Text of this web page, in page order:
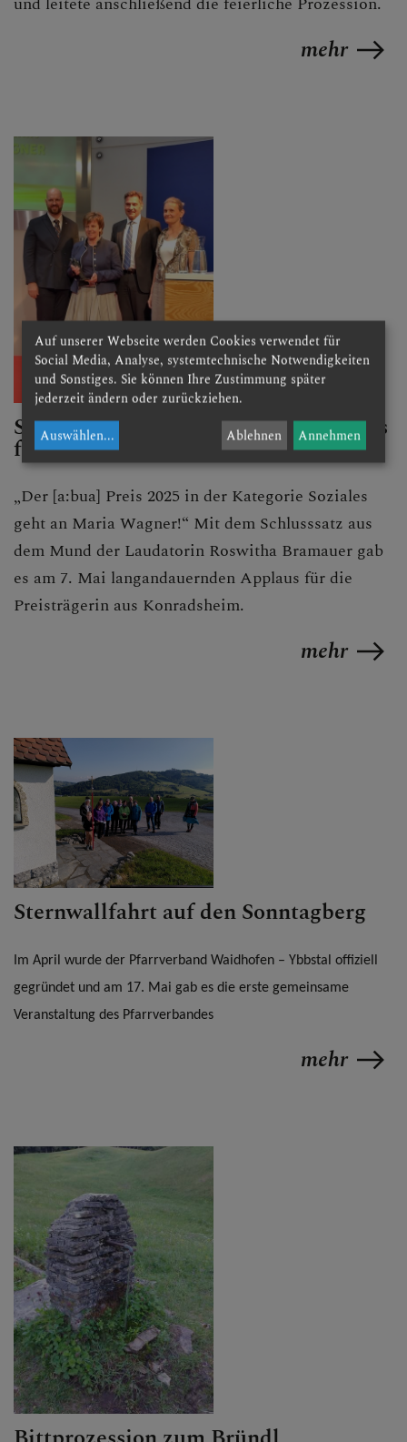
mehr
Sozialpreis der Stadt Waidhofen/Ybbs
für engagierte Konradsheimerin
„Der [a:bua] Preis 2025 in der Kategorie Soziales
geht an Maria Wagner!“ Mit dem Schlusssatz aus
dem Mund der Laudatorin Roswitha Bramauer gab
es am 7. Mai langandauernden Applaus für die
Preisträgerin aus Konradsheim.
mehr
Sternwallfahrt auf den Sonntagberg
Im April wurde der Pfarrverband Waidhofen – Ybbstal offiziell
gegründet und am 17. Mai gab es die erste gemeinsame
Veranstaltung des Pfarrverbandes
mehr
Auf unserer Webseite werden Cookies verwendet für
Social Media, Analyse, systemtechnische Notwendigkeiten
und Sonstiges. Sie können Ihre Zustimmung später
jederzeit ändern oder zurückziehen.
Auswählen... Ablehnen Annehmen